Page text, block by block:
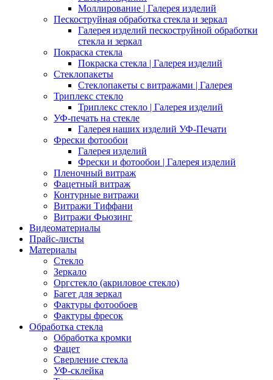
Моллирование | Галерея изделий
Пескоструйная обработка стекла и зеркал
Галерея изделий пескоструйной обработки
стекла и зеркал
Покраска стекла
Покраска стекла | Галерея изделий
Стеклопакеты
Стеклопакеты с витражами | Галерея
Триплекс стекло
Триплекс стекло | Галерея изделий
УФ-печать на стекле
Галерея наших изделий УФ-Печати
Фрески фотообои
Галерея изделий
Фрески и фотообои | Галерея изделий
Пленочный витраж
Фацетный витраж
Контурные витражи
Витражи Тиффани
Витражи Фьюзинг
Видеоматериалы
Прайс-листы
Материалы
Стекло
Зеркало
Оргстекло (акриловое стекло)
Багет для зеркал
Фактуры фотообоев
Фактуры фресок
Обработка стекла
Обработка кромки
Фацет
Сверление стекла
УФ-склейка